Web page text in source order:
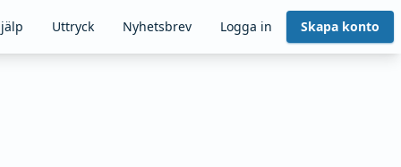
Uttryck Nyhetsbrev Logga in Skapa konto